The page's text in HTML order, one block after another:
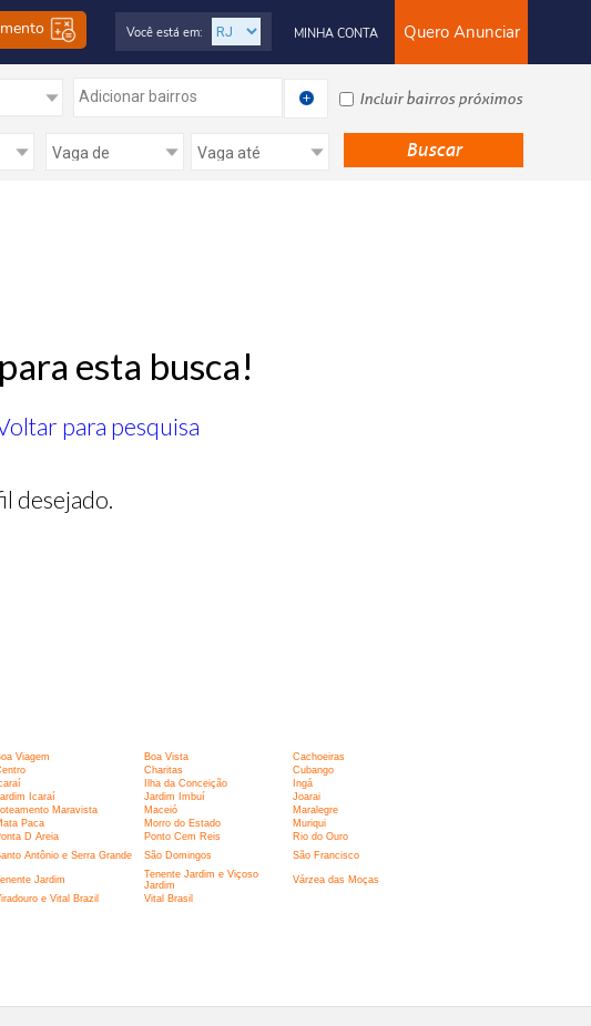
Quero Anunciar
MINHA CONTA
Você está em:
Adicionar bairros Incluir bairros próximos
esta busca!
para pesquisa
desejado.
Viagem Boa Vista
Cachoeiras
Charitas
Cubango
Ilha da Conceição
Ingá
Icaraí Jardim Imbuí
Joarai
Loteamento Maravista Maceió
Maralegre
Paca Morro do Estado
Muriqui
D Areia Ponto Cem Reis
Rio do Ouro
Antônio e Serra Grande São Domingos São Francisco
Jardim
Tenente Jardim e Viçoso
Jardim
Várzea das Moças
e Vital Brazil Vital Brasil